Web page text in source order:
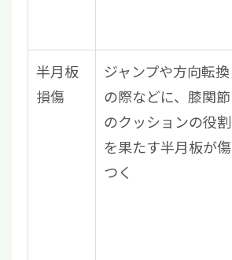
半月板
損傷
ジャンプや方向転換
の際などに、膝関節
のクッションの役割
を果たす半月板が傷
つく